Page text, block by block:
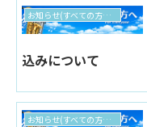
お知らせ(すべての方向け)
込みについて
お知らせ(すべての方向け)